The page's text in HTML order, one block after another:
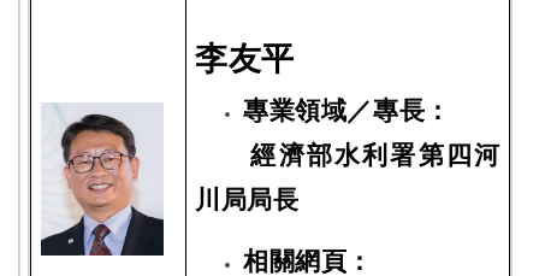
李友平
專業領域／專長：
經濟部水利署第四河
川局局長
相關網頁：